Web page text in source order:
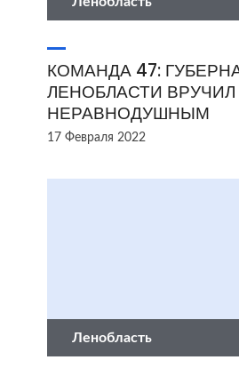
КОМАНДА 47:
ЛЕНОБЛАСТИ
НЕРАВНОДУШНЫМ
17 Февраля 2022
Ленобласть